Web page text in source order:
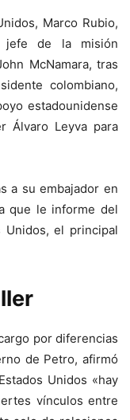
Marco Rubio,
jefe de la misión
McNamara, tras
colombiano,
estadounidense
Álvaro Leyva para
a su embajador en
que le informe del
Unidos, el principal
por diferencias
de Petro, afirmó
Unidos «hay
vínculos entre